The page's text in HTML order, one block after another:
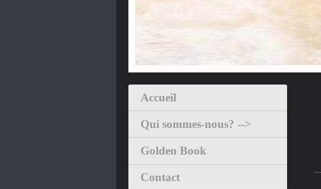
Accueil
Qui sommes-nous? -->
Golden Book
Contact